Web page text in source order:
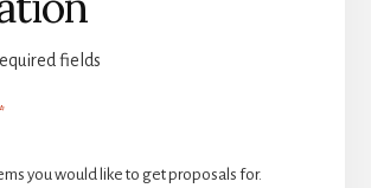
fields
*
you would like to get proposals for.